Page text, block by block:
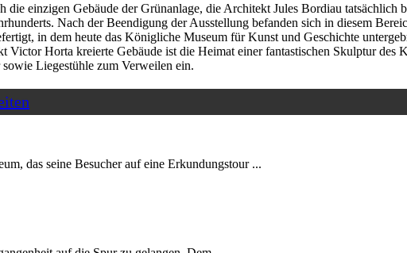
einzigen Gebäude der Grünanlage, die Architekt Jules Bordiau tatsächlich
Nach der Beendigung der Ausstellung befanden sich in diesem
in dem heute das Königliche Museum für Kunst und Geschichte
Horta kreierte Gebäude ist die Heimat einer fantastischen Skulptur des
Liegestühle zum Verweilen ein.
das seine Besucher auf eine Erkundungstour ...